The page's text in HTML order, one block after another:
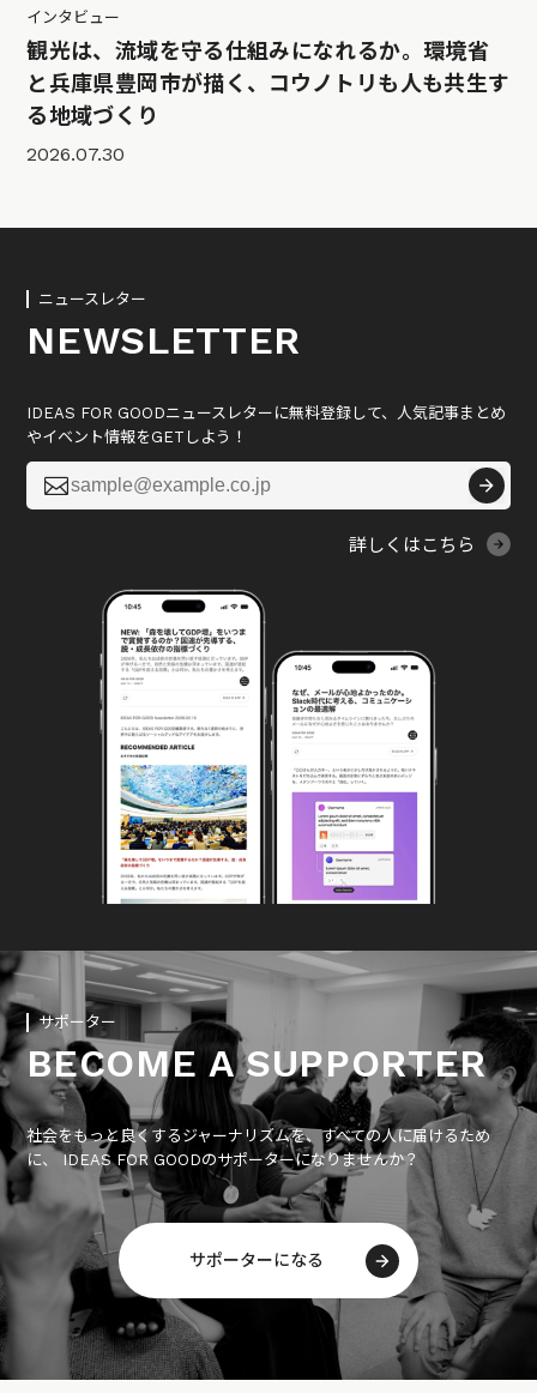
インタビュー
観光は、流域を守る仕組みになれるか。環境省
と兵庫県豊岡市が描く、コウノトリも人も共生す
る地域づくり
2026.07.30
ニュースレター
NEWSLETTER
IDEAS FOR GOODニュースレターに無料登録して、人気記事まとめ
やイベント情報をGETしよう！

詳しくはこちら
サポーター
BECOME A SUPPORTER
社会をもっと良くするジャーナリズムを、すべての人に届けるため
に、 IDEAS FOR GOODのサポーターになりませんか？
サポーターになる